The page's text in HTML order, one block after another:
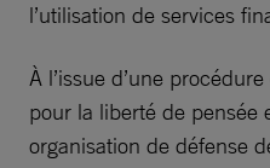
l’utilisation de services
À l’issue d’une
pour la liberté de pensée
organisation de défense